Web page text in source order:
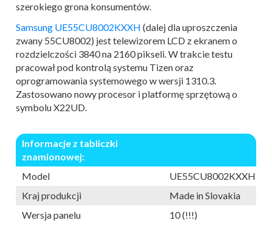
szerokiego grona konsumentów.
Samsung UE55CU8002KXXH (dalej dla uproszczenia
zwany 55CU8002) jest telewizorem LCD z ekranem o
rozdzielczości 3840 na 2160 pikseli. W trakcie testu
pracował pod kontrolą systemu Tizen oraz
oprogramowania systemowego w wersji 1310.3.
Zastosowano nowy procesor i platformę sprzętową o
symbolu X22UD.
Informacje z tabliczki
znamionowej:
Model
UE55CU8002KXXH
Kraj produkcji
Made in Slovakia
Wersja panelu
10 (!!!)